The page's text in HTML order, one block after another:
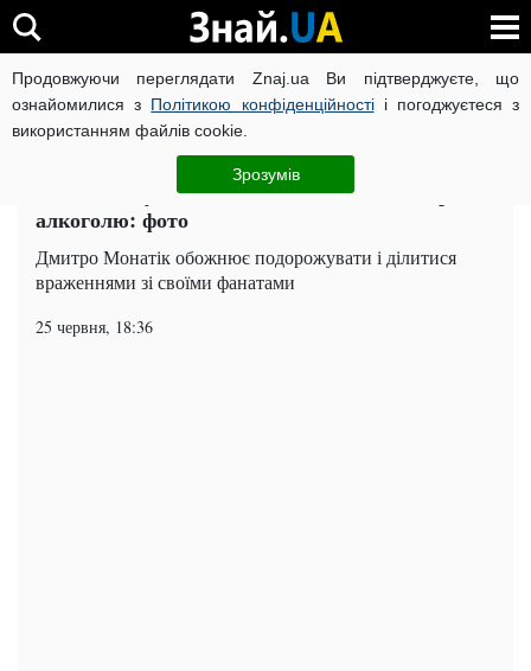
Продовжуючи переглядати Znaj.ua Ви підтверджуєте, що
ознайомилися з Політикою конфіденційностіі погоджуєтеся з
використанням файлів cookie.
Зрозумів
ВІЙНА РОСІЇ ПРОТИ УКРАЇНИ КОРОНАВІРУС В УКРАЇНІ
Шоу-бізнес ЧИТАТЬ НА РУССКОМ
Монатік спустився під землю Молдавії заради
алкоголю: фото
Дмитро Монатік обожнює подорожувати і ділитися
враженнями зі своїми фанатами
25 червня, 18:36